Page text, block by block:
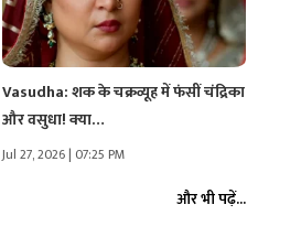
Vasudha: शक के चक्रव्यूह में फंसीं चंद्रिका
और वसुधा! क्या…
Jul 27, 2026 | 07:25 PM
और भी पढ़ें...